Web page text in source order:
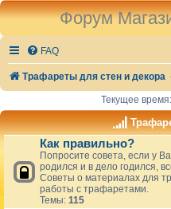
Форум
FAQ
Трафареты для стен и декора
Текущее
Как правильно?
Попросите совета, если у
родился и в дело годился,
Советы о материалах для
работы с трафаретами.
Темы: 115